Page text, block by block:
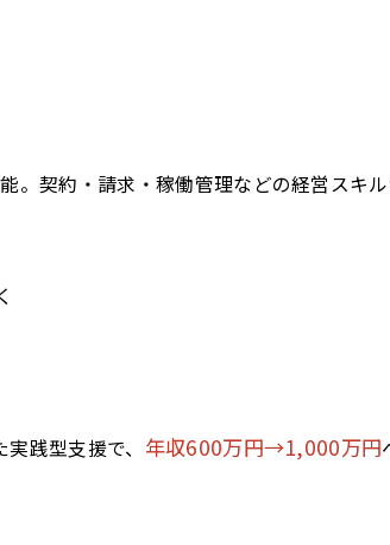
。契約・請求・稼働管理などの経営スキ
践型支援で、 年収600万円→1,000万円